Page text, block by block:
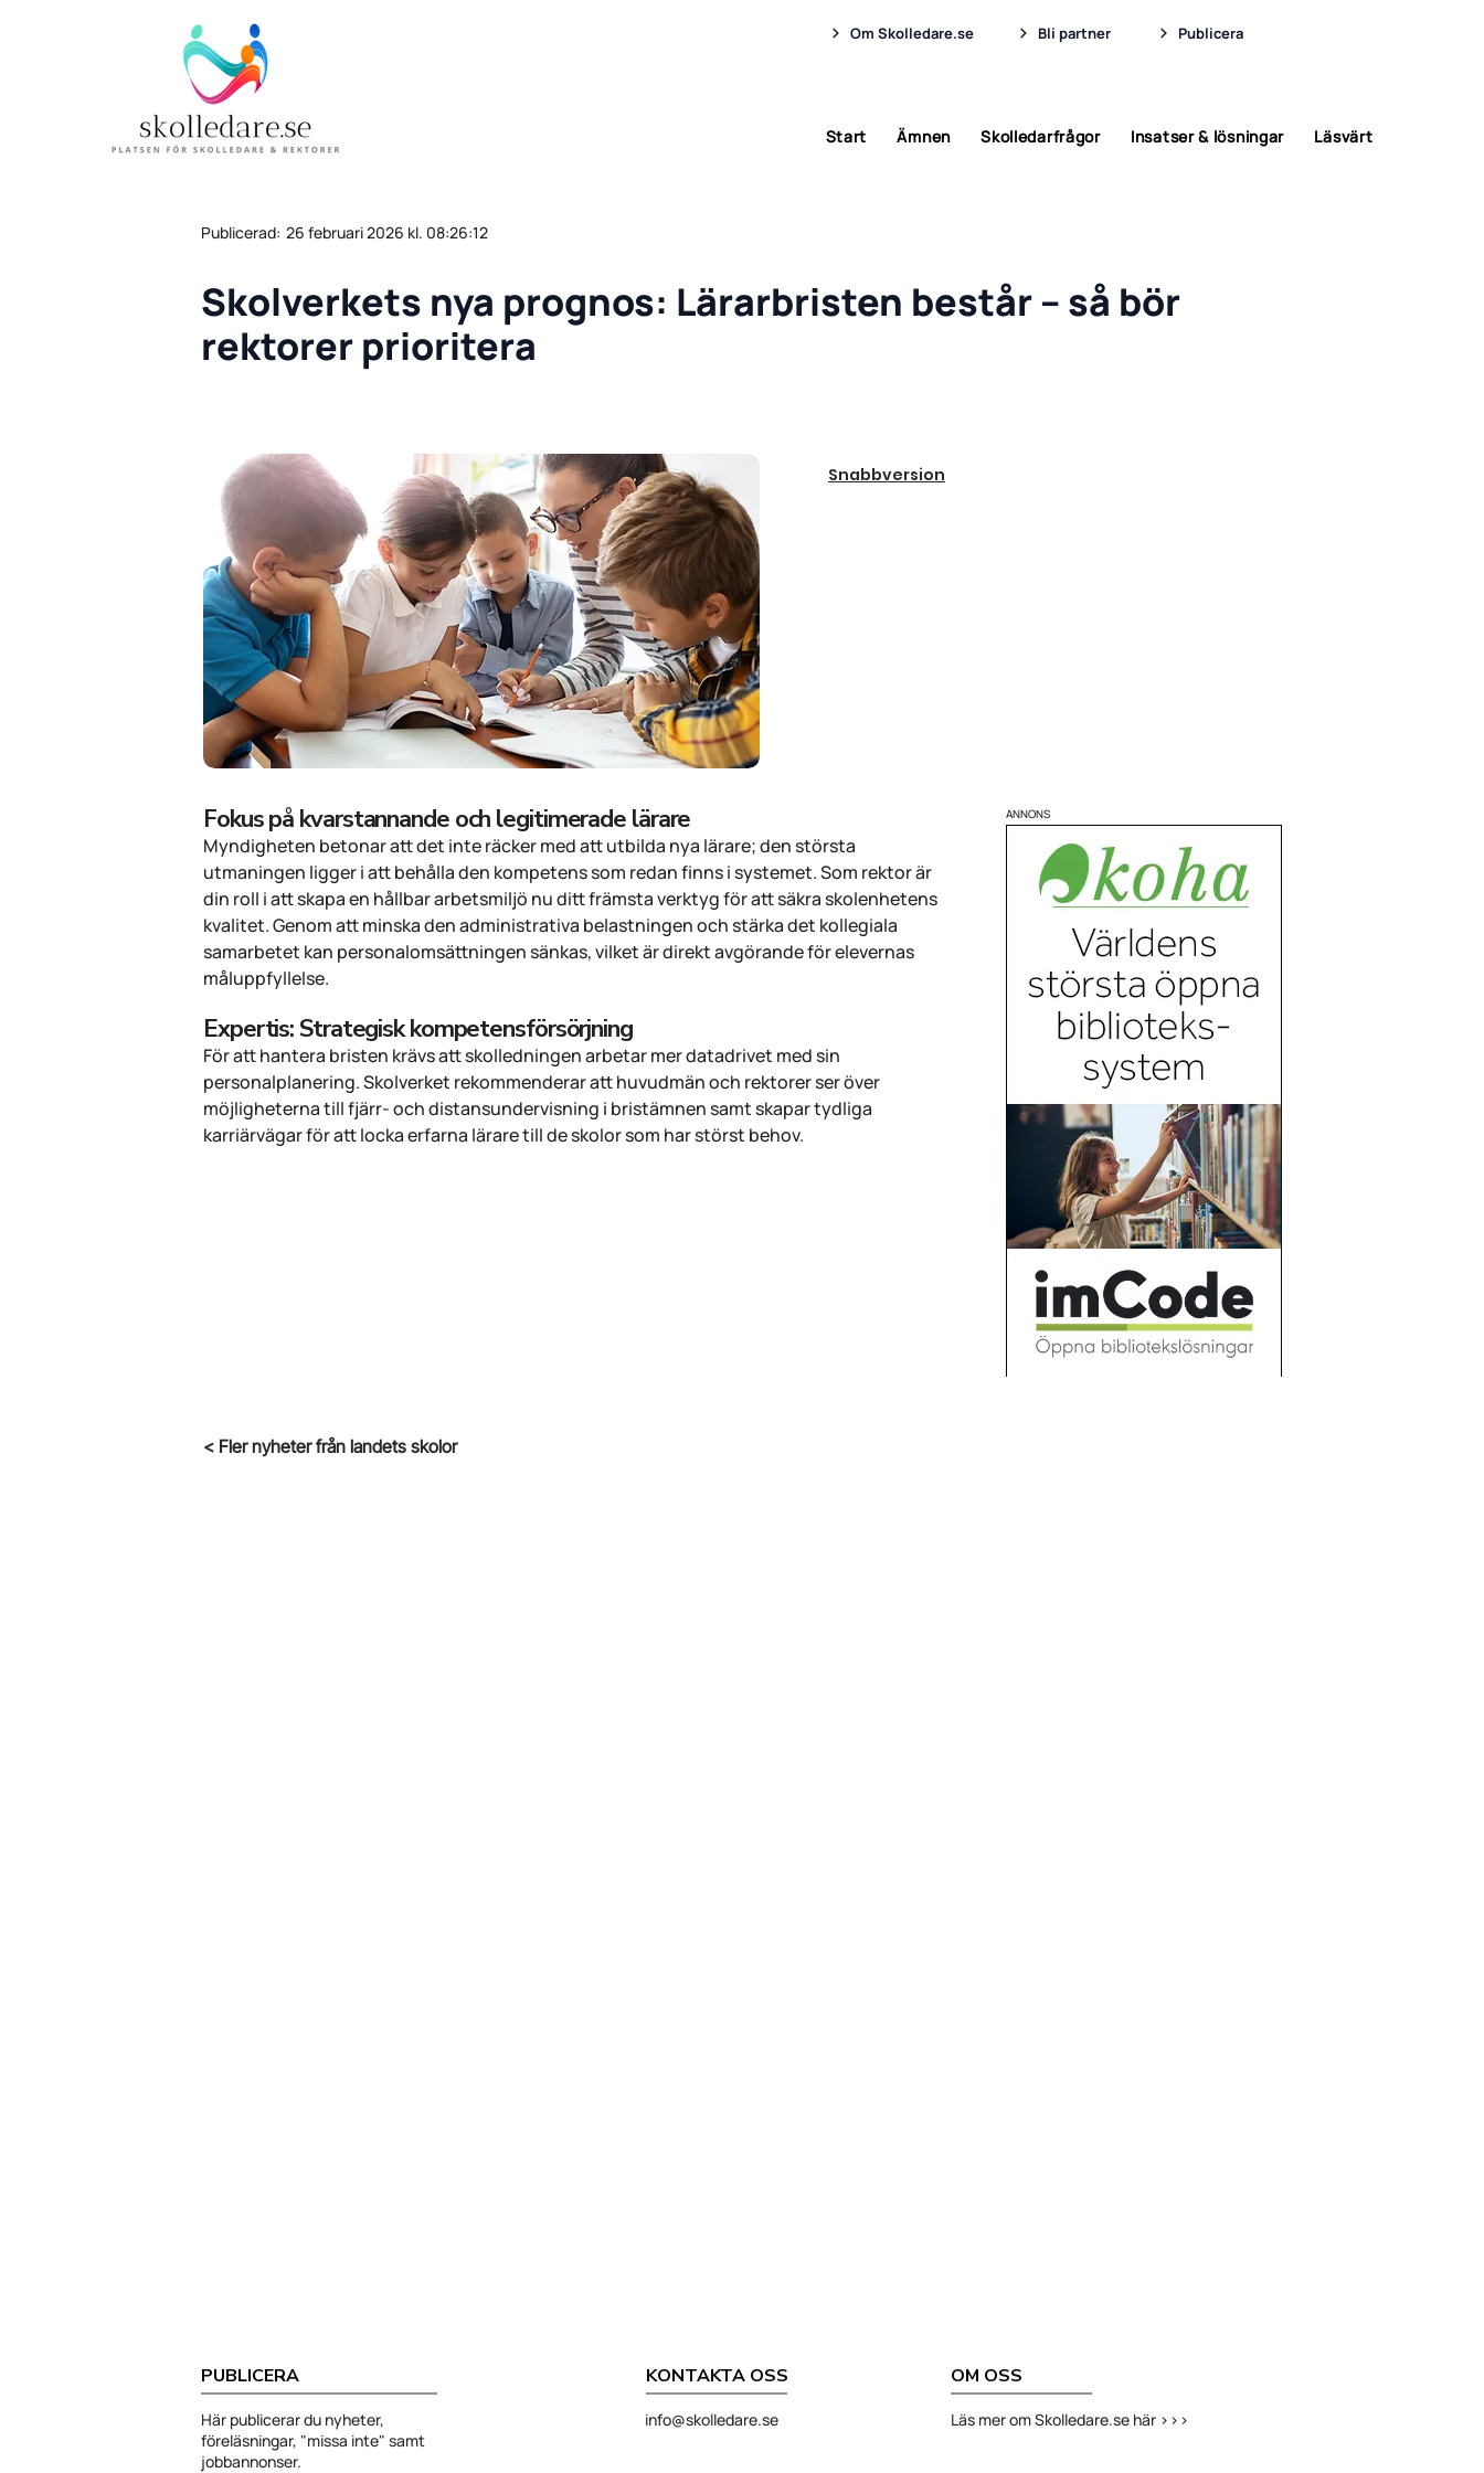
Om Skolledare.se Bli partner Publicera
Start Ämnen Skolledarfrågor Insatser & lösningar Läsvärt
Publicerad: 26 februari 2026 kl. 08:26:12
Skolverkets nya prognos: Lärarbristen består – så bör
rektorer prioritera
Snabbversion
Fokus på kvarstannande och legitimerade lärare
Myndigheten betonar att det inte räcker med att utbilda nya lärare; den största
utmaningen ligger i att behålla den kompetens som redan finns i systemet. Som rektor är
din roll i att skapa en hållbar arbetsmiljö nu ditt främsta verktyg för att säkra skolenhetens
kvalitet. Genom att minska den administrativa belastningen och stärka det kollegiala
samarbetet kan personalomsättningen sänkas, vilket är direkt avgörande för elevernas
måluppfyllelse.
Expertis: Strategisk kompetensförsörjning
För att hantera bristen krävs att skolledningen arbetar mer datadrivet med sin
personalplanering. Skolverket rekommenderar att huvudmän och rektorer ser över
möjligheterna till fjärr- och distansundervisning i bristämnen samt skapar tydliga
karriärvägar för att locka erfarna lärare till de skolor som har störst behov.
ANNONS
< Fler nyheter från landets skolor
PUBLICERA
Här publicerar du nyheter,
föreläsningar, "missa inte" samt
jobbannonser.
KONTAKTA OSS
info@skolledare.se
OM OSS
Läs mer om Skolledare.se här >>>